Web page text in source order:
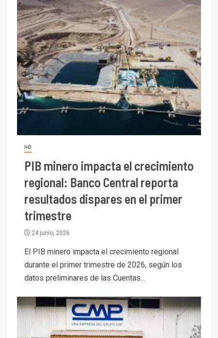
I+D
PIB minero impacta el crecimiento
regional: Banco Central reporta
resultados dispares en el primer
trimestre
24 junio, 2026
El PIB minero impacta el crecimiento regional
durante el primer trimestre de 2026, según los
datos preliminares de las Cuentas...